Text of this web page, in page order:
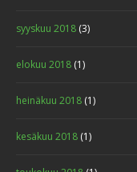
syyskuu 2018 (3)
elokuu 2018 (1)
heinäkuu 2018 (1)
kesäkuu 2018 (1)